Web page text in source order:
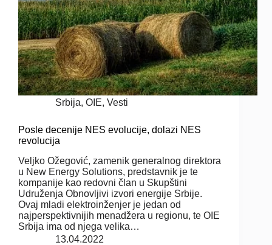
Srbija, OIE, Vesti
Posle decenije NES evolucije, dolazi NES
revolucija
Veljko Ožegović, zamenik generalnog direktora
u New Energy Solutions, predstavnik je te
kompanije kao redovni član u Skupštini
Udruženja Obnovljivi izvori energije Srbije.
Ovaj mladi elektroinženjer je jedan od
najperspektivnijih menadžera u regionu, te OIE
Srbija ima od njega velika…
13.04.2022